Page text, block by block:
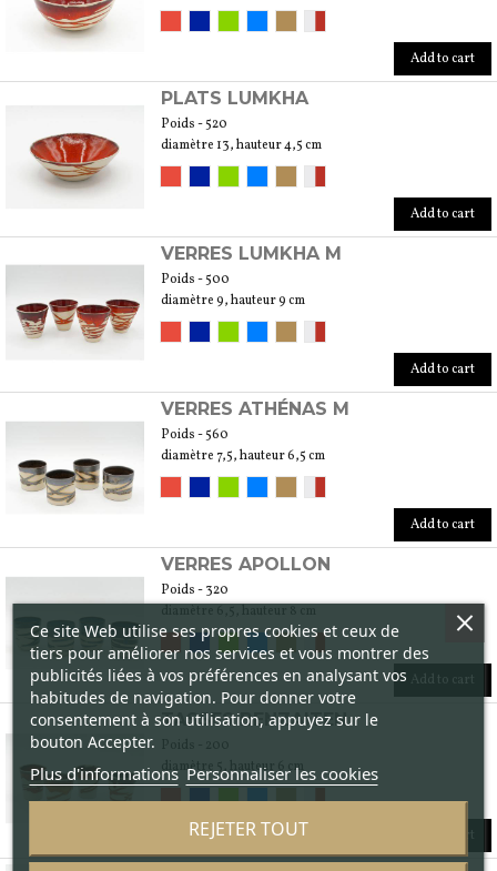
Add to cart
PLATS LUMKHA
Poids - 520
diamètre 13, hauteur 4,5 cm
Add to cart
VERRES LUMKHA M
Poids - 500
diamètre 9, hauteur 9 cm
Add to cart
VERRES ATHÉNAS M
Poids - 560
diamètre 7,5, hauteur 6,5 cm
Add to cart
VERRES APOLLON
Poids - 320
Add to cart
TASSES BENZAITEN
diamètre 5, hauteur 6 cm
Add to cart
Ce site Web utilise ses propres cookies et ceux de
tiers pour améliorer nos services et vous montrer des
publicités liées à vos préférences en analysant vos
habitudes de navigation. Pour donner votre
consentement à son utilisation, appuyez sur le
bouton Accepter.
Plus d'informations Personnaliser les cookies
REJETER TOUT